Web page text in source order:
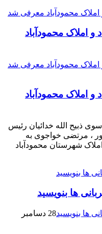
و املاک محمودآباد
و املاک محمودآباد
ذبیح الله خدائیان رئیس
، مرتضی خواجوی به
شهرستان محمودآباد
ها بنویسید
28 دسامبر